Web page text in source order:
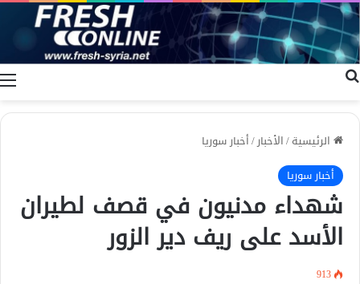
الرئيسية/الأخبار/أخبار سوريا
أخبار سوريا
شهداء مدنيون في قصف لطيران
الأسد على ريف دير الزور
913